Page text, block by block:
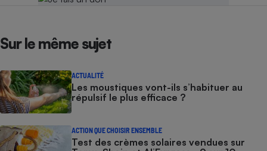
Sur le même sujet
ACTUALITÉ
Les moustiques vont-ils s’habituer au
répulsif le plus efficace ?
ACTION QUE CHOISIR ENSEMBLE
Test des crèmes solaires vendues sur